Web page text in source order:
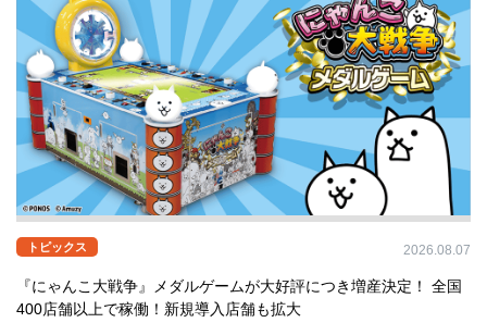
トピックス 2026.08.07
『にゃんこ大戦争』メダルゲームが大好評につき増産決定！ 全国
400店舗以上で稼働！新規導入店舗も拡大